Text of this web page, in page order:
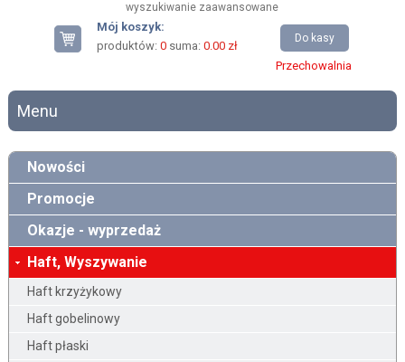
wyszukiwanie zaawansowane
Mój koszyk:
produktów: 0suma: 0.00 zł
Do kasy
Przechowalnia
Menu
Nowości
Promocje
Okazje - wyprzedaż
Haft, Wyszywanie
Haft krzyżykowy
Haft gobelinowy
Haft płaski